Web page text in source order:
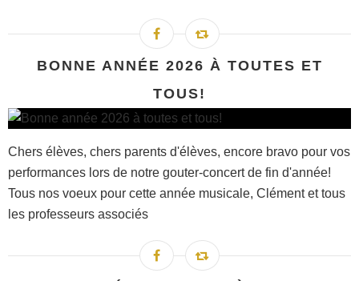
BONNE ANNÉE 2026 À TOUTES ET
TOUS!
Chers élèves, chers parents d'élèves, encore bravo pour vos
performances lors de notre gouter-concert de fin d'année!
Tous nos voeux pour cette année musicale, Clément et tous
les professeurs associés